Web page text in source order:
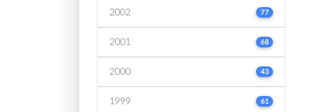
2002 77
2001 68
2000 43
1999 61